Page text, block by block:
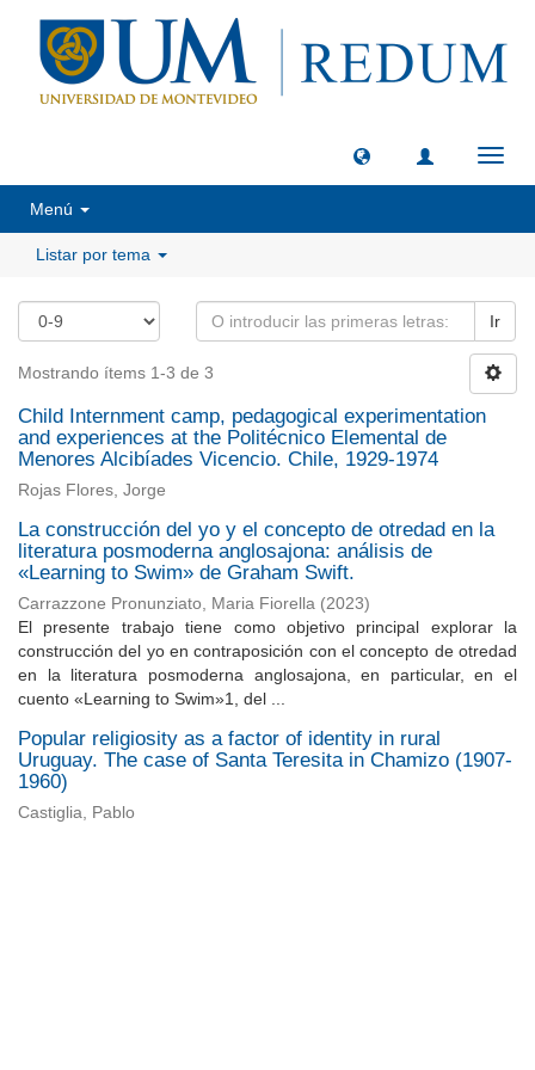
Menú
Listar por tema
Ir
Mostrando ítems 1-3 de 3
Child Internment camp, pedagogical experimentation
and experiences at the Politécnico Elemental de
Menores Alcibíades Vicencio. Chile, 1929-1974
Rojas Flores, Jorge
La construcción del yo y el concepto de otredad en la
literatura posmoderna anglosajona: análisis de
«Learning to Swim» de Graham Swift.
Carrazzone Pronunziato, Maria Fiorella (2023)
El presente trabajo tiene como objetivo principal explorar la
construcción del yo en contraposición con el concepto de otredad
en la literatura posmoderna anglosajona, en particular, en el
cuento «Learning to Swim»1, del ...
Popular religiosity as a factor of identity in rural
Uruguay. The case of Santa Teresita in Chamizo (1907-
1960)
Castiglia, Pablo